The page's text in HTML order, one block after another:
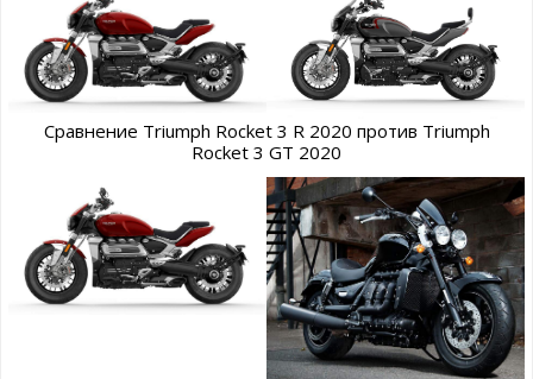
Сравнение Triumph Rocket 3 R 2020 против Triumph
Rocket 3 GT 2020